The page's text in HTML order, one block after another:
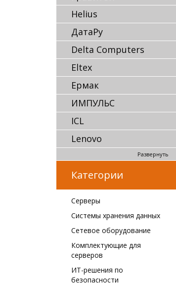
Helius
ДатаРу
Delta Computers
Eltex
Ермак
ИМПУЛЬС
ICL
Lenovo
Развернуть
Категории
Серверы
Системы хранения данных
Сетевое оборудование
Комплектующие для
серверов
ИТ-решения по
безопасности